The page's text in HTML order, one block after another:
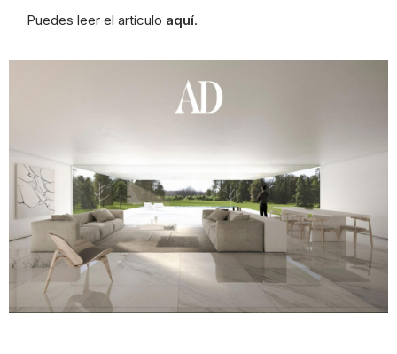
Puedes leer el artículo aquí.